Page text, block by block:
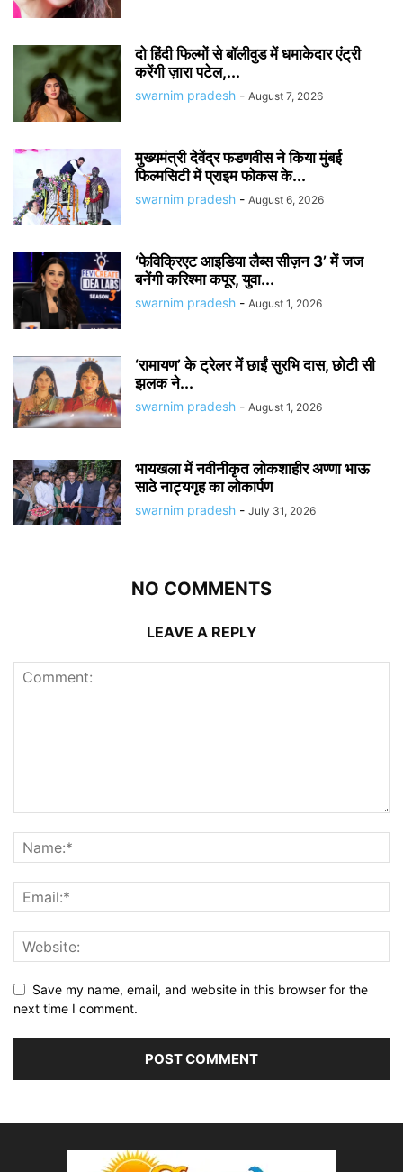
दो हिंदी फिल्मों से बॉलीवुड में धमाकेदार एंट्री
करेंगी ज़ारा पटेल,...
swarnim pradesh - August 7, 2026
मुख्यमंत्री देवेंद्र फडणवीस ने किया मुंबई
फिल्मसिटी में प्राइम फोकस के...
swarnim pradesh - August 6, 2026
‘फेविक्रिएट आइडिया लैब्स सीज़न 3’ में जज
बनेंगी करिश्मा कपूर, युवा...
swarnim pradesh - August 1, 2026
‘रामायण’ के ट्रेलर में छाईं सुरभि दास, छोटी सी
झलक ने...
swarnim pradesh - August 1, 2026
भायखला में नवीनीकृत लोकशाहीर अण्णा भाऊ
साठे नाट्यगृह का लोकार्पण
swarnim pradesh - July 31, 2026
NO COMMENTS
LEAVE A REPLY
Save my name, email, and website in this browser for the
next time I comment.